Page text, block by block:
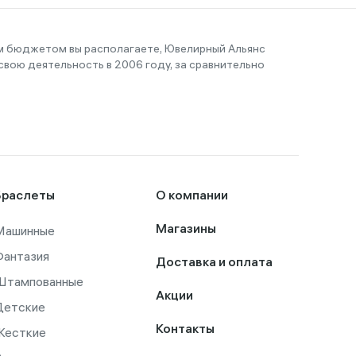
бюджетом вы располагаете, Ювелирный Альянс
деятельность в 2006 году, за сравнительно
О компании
Магазины
Доставка и оплата
Акции
Контакты